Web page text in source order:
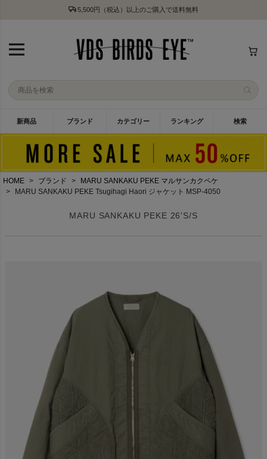
5,500円（税込）以上のご購入で送料無料
新商品 ブランド カテゴリー ランキング 検索
HOME ブランド
MARU SANKAKU PEKE マルサンカクペケ
MARU SANKAKU PEKE Tsugihagi Haori ジャケット MSP-4050
MARU SANKAKU PEKE 26'S/S